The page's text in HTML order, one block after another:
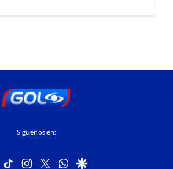
Síguenos en:
facebook
tiktok instagram
twitterwhatsapp
google